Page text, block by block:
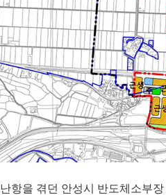
난항을 겪던 안성시 반도체소부